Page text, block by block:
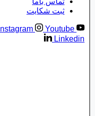
ثبت شکایت
Instagram
Youtube
Linkedin